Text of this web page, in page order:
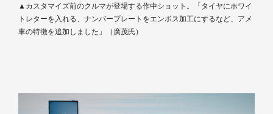
▲カスタマイズ前のクルマが登場する作中ショット。「タイヤにホワイ
トレターを入れる、ナンバープレートをエンボス加工にするなど、アメ
車の特徴を追加しました」（廣茂氏）